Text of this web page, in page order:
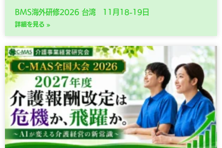
BMS海外研修2026 台湾 11月18-19日
詳細を見る »